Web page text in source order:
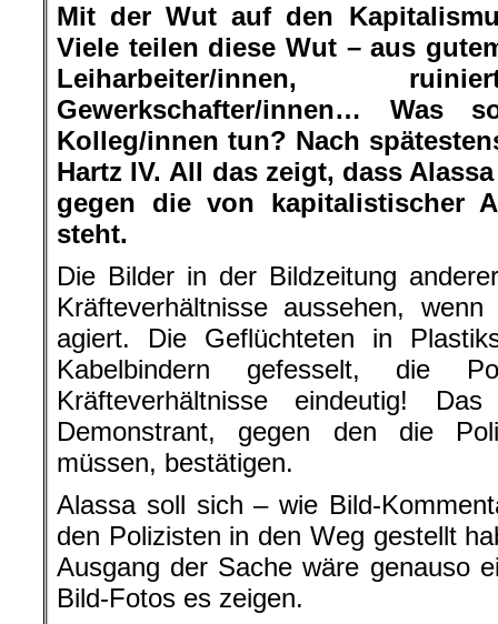
Mit der Wut auf den
Viele teilen diese Wut – aus
Leiharbeiter/innen,
Gewerkschafter/innen… Was
Kolleg/innen tun? Nach
Hartz IV. All das zeigt, dass
gegen die von kapitalistischer
steht.
Die Bilder in der Bildzeitung
Kräfteverhältnisse aussehen,
agiert. Die Geflüchteten in
Kabelbindern gefesselt, die
Kräfteverhältnisse eindeutig!
Demonstrant, gegen den die
müssen, bestätigen.
Alassa soll sich – wie Bild-
den Polizisten in den Weg gestellt
Ausgang der Sache wäre genauso
Bild-Fotos es zeigen.